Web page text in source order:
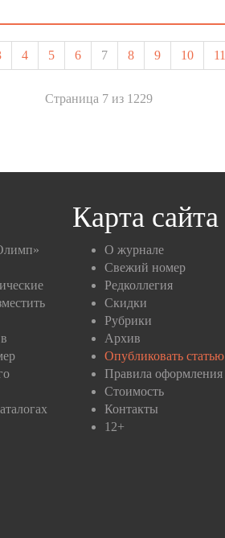
4 5 6 7 8 9 10 11
Страница 7 из 1229
Карта сайта
О журнале
Свежий номер
Редколлегия
Скидки
Рубрики
Архив
Опубликовать статью
Правила оформления
Стоимость
Контакты
12+